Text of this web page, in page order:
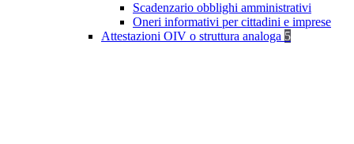
Scadenzario obblighi amministrativi
Oneri informativi per cittadini e imprese
Attestazioni OIV o struttura analoga 5